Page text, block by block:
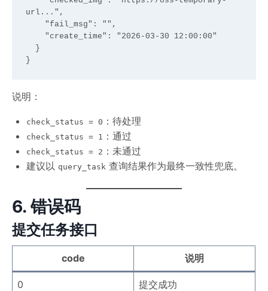
url...",
说明：
check_status = 0 ：待处理
check_status = 1 ：通过
check_status = 2 ：未通过
建议以 query_task 查询结果作为最终一致性兜底。
6. 错误码
提交任务接口
code 说明
0 提交成功